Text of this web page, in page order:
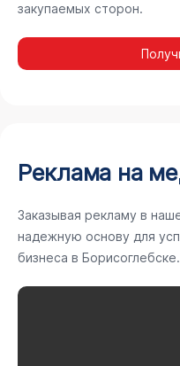
закупаемых сторон.
Реклама на
Заказывая рекламу в
надежную основу для
бизнеса в Борисоглебске.